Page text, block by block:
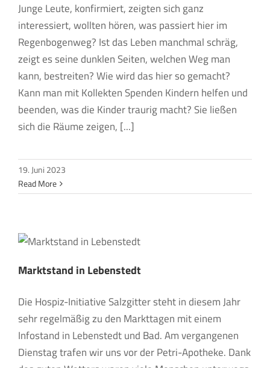
Junge Leute, konfirmiert, zeigten sich ganz
interessiert, wollten hören, was passiert hier im
Regenbogenweg? Ist das Leben manchmal schräg,
zeigt es seine dunklen Seiten, welchen Weg man
kann, bestreiten? Wie wird das hier so gemacht?
Kann man mit Kollekten Spenden Kindern helfen und
beenden, was die Kinder traurig macht? Sie ließen
sich die Räume zeigen, [...]
19. Juni 2023
Read More
Marktstand in Lebenstedt
Die Hospiz-Initiative Salzgitter steht in diesem Jahr
sehr regelmäßig zu den Markttagen mit einem
Infostand in Lebenstedt und Bad. Am vergangenen
Dienstag trafen wir uns vor der Petri-Apotheke. Dank